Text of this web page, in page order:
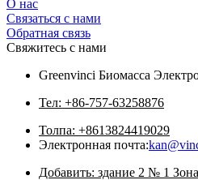
О нас
Связаться с нами
Обратная связь
Свяжитесь с нами
Greenvinci Биомасса
Тел: +86-757-63258876
Толпа: +8613824419029
Электронная почта:
Добавить: здание 2 № 1